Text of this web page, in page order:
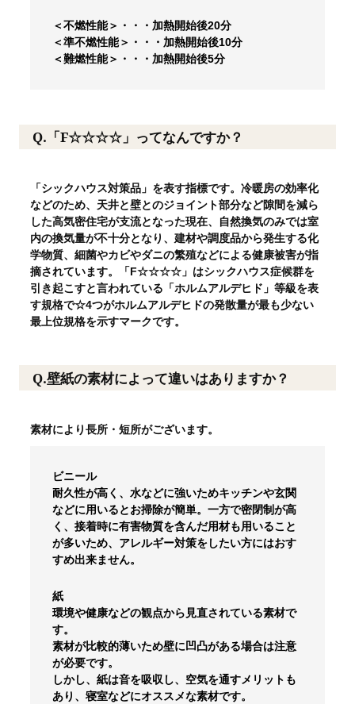
＜不燃性能＞・・・加熱開始後20分
＜準不燃性能＞・・・加熱開始後10分
＜難燃性能＞・・・加熱開始後5分
Q.「F☆☆☆☆」ってなんですか？
「シックハウス対策品」を表す指標です。冷暖房の効率化
などのため、天井と壁とのジョイント部分など隙間を減ら
した高気密住宅が支流となった現在、自然換気のみでは室
内の換気量が不十分となり、建材や調度品から発生する化
学物質、細菌やカビやダニの繁殖などによる健康被害が指
摘されています。「F☆☆☆☆」はシックハウス症候群を
引き起こすと言われている「ホルムアルデヒド」等級を表
す規格で☆4つがホルムアルデヒドの発散量が最も少ない
最上位規格を示すマークです。
Q.壁紙の素材によって違いはありますか？
素材により長所・短所がございます。
ビニール
耐久性が高く、水などに強いためキッチンや玄関
などに用いるとお掃除が簡単。一方で密閉制が高
く、接着時に有害物質を含んだ用材も用いること
が多いため、アレルギー対策をしたい方にはおす
すめ出来ません。
紙
環境や健康などの観点から見直されている素材で
す。
素材が比較的薄いため壁に凹凸がある場合は注意
が必要です。
しかし、紙は音を吸収し、空気を通すメリットも
あり、寝室などにオススメな素材です。